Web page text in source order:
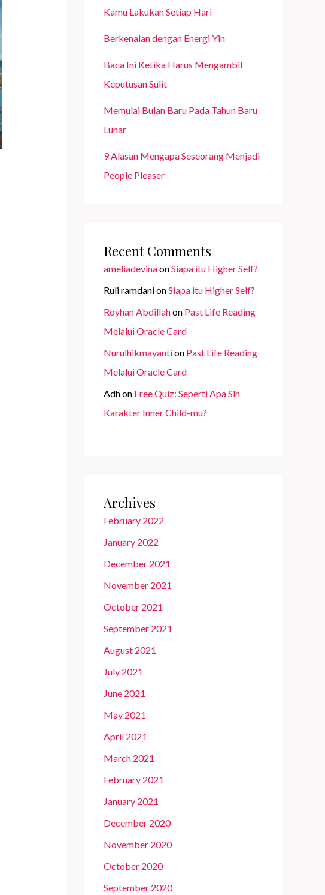
Kamu Lakukan Setiap Hari
Berkenalan dengan Energi Yin
Baca Ini Ketika Harus Mengambil
Keputusan Sulit
Memulai Bulan Baru Pada Tahun Baru
Lunar
9 Alasan Mengapa Seseorang Menjadi
People Pleaser
Recent Comments
ameliadevinaonSiapa itu Higher Self?
Ruli ramdanionSiapa itu Higher Self?
Royhan Abdillahon Past Life Reading
Melalui Oracle Card
Nurulhikmayantion Past Life Reading
Melalui Oracle Card
Adhon Free Quiz: Seperti Apa Sih
Karakter Inner Child-mu?
Archives
February 2022
January 2022
December 2021
November 2021
October 2021
September 2021
August 2021
July 2021
June 2021
May 2021
April 2021
March 2021
February 2021
January 2021
December 2020
November 2020
October 2020
September 2020